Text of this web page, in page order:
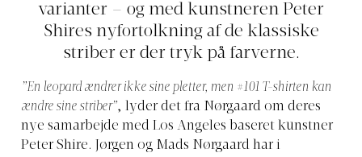
varianter – og med kunstneren Peter
Shires nyfortolkning af de klassiske
striber er der tryk på farverne.
”En leopard ændrer ikke sine pletter, men #101 T-shirten kan
ændre sine striber”, lyder det fra Nørgaard om deres
nye samarbejde med Los Angeles baseret kunstner
Peter Shire. Jørgen og Mads Nørgaard har i